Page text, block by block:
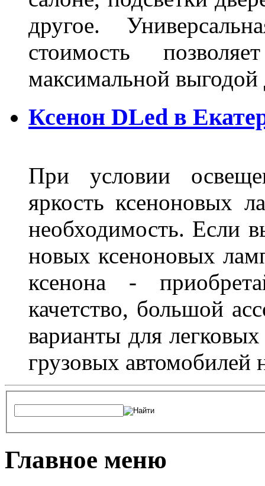
другое.
стоимость
максимальной
Ксенон DLed в
При условии
яркость ксеноновых
необходимость. Если
новых ксеноновых
ксенона -
качетство, большой
варианты для
грузовых автомобилей
Главное меню